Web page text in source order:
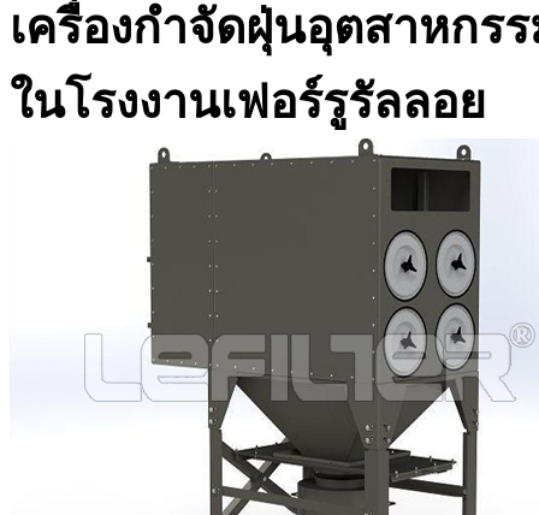
เครื่องกำจัดฝุ่นอุตสาหกร
ในโรงงานเฟอร์รูรัลลอย